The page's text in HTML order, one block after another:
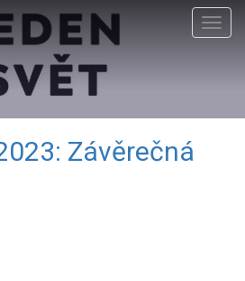
Závěrečná